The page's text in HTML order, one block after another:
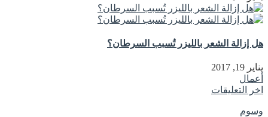
هل إزالة الشعر بالليزر تُسبب السرطان؟
يناير 19, 2017
أعمال
اخر التعليقات
وسوم